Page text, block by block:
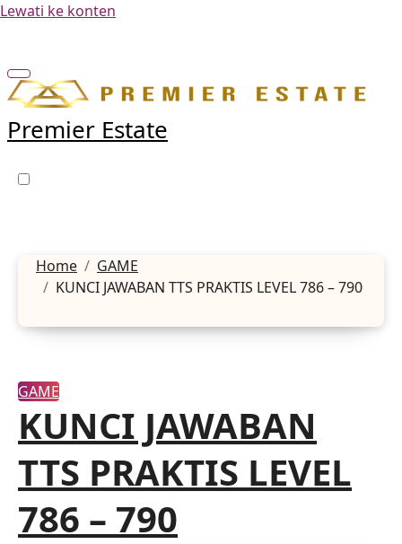
Lewati ke konten
Premier Estate
Home
GAME
KUNCI JAWABAN TTS PRAKTIS LEVEL 786 – 790
GAME
KUNCI JAWABAN
TTS PRAKTIS LEVEL
786 – 790